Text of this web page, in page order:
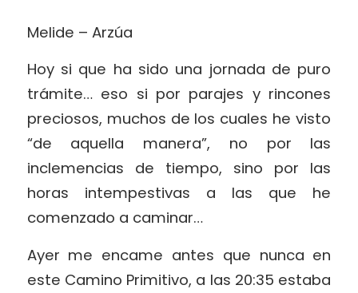
Melide – Arzúa
Hoy si que ha sido una jornada de puro
trámite… eso si por parajes y rincones
preciosos, muchos de los cuales he visto
“de aquella manera”, no por las
inclemencias de tiempo, sino por las
horas intempestivas a las que he
comenzado a caminar…
Ayer me encame antes que nunca en
este Camino Primitivo, a las 20:35 estaba